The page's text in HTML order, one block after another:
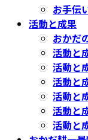
お手伝
活動と成果
おかだ
活動と
活動と
活動と
活動と
活動と
活動と